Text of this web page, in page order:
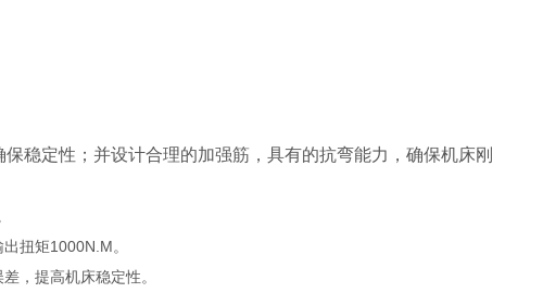
稳定性；并设计合理的加强筋，具有的抗弯能力，确保机床刚
扭矩1000N.M。
，提高机床稳定性。